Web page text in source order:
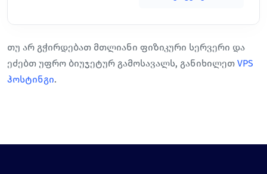
თუ არ გჭირდებათ მთლიანი ფიზიკური სერვერი და
ეძებთ უფრო ბიუჯეტურ გამოსავალს, განიხილეთ VPS
ჰოსტინგი.